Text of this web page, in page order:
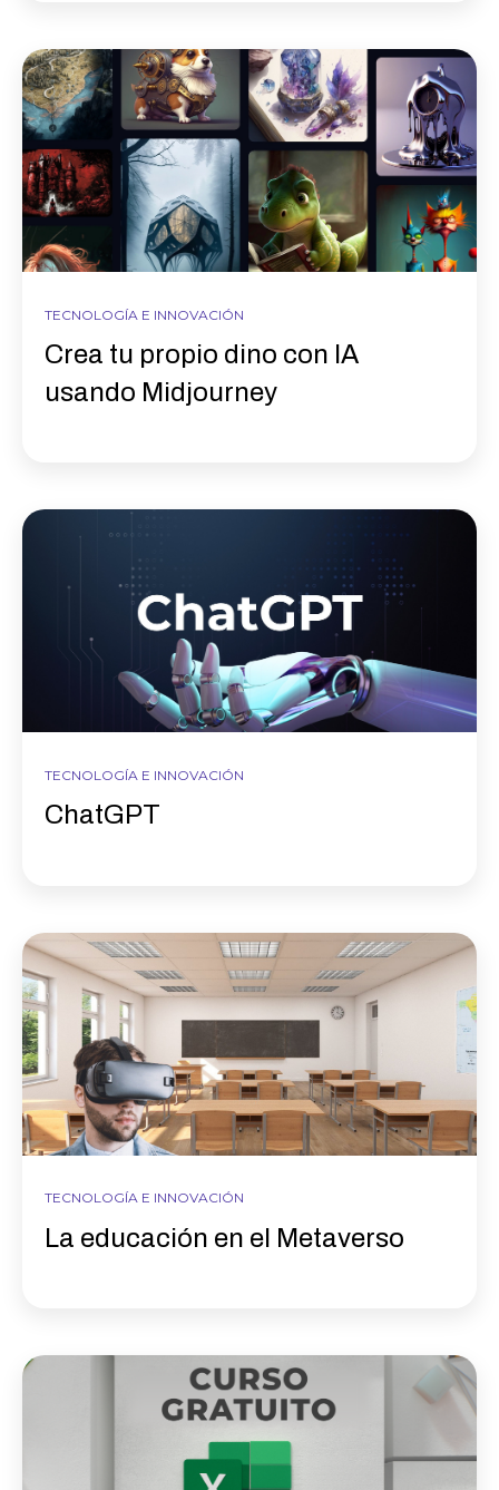
TECNOLOGÍA E INNOVACIÓN
Crea tu propio dino con IA
usando Midjourney
TECNOLOGÍA E INNOVACIÓN
ChatGPT
TECNOLOGÍA E INNOVACIÓN
La educación en el Metaverso